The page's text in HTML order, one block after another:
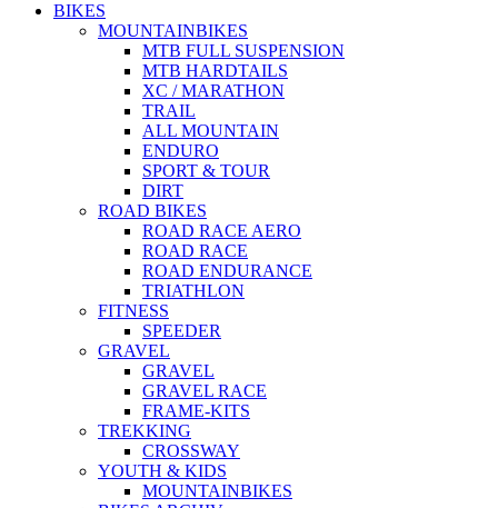
BIKES
MOUNTAINBIKES
MTB FULL SUSPENSION
MTB HARDTAILS
XC / MARATHON
TRAIL
ALL MOUNTAIN
ENDURO
SPORT & TOUR
DIRT
ROAD BIKES
ROAD RACE AERO
ROAD RACE
ROAD ENDURANCE
TRIATHLON
FITNESS
SPEEDER
GRAVEL
GRAVEL
GRAVEL RACE
FRAME-KITS
TREKKING
CROSSWAY
YOUTH & KIDS
MOUNTAINBIKES